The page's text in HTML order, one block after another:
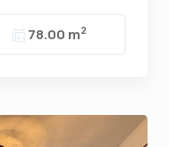
78.00 m2